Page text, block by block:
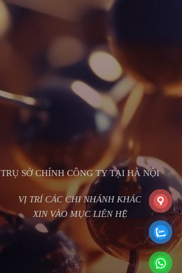
TRỤ SỞ CHÍNH CÔNG TY TẠI HÀ NỘI
VỊ TRÍ CÁC CHI NHÁNH KHÁC
XIN VÀO MỤC LIÊN HỆ